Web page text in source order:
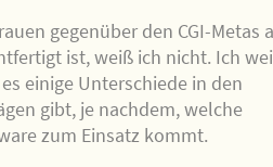
gegenüber den CGI-Metas
ist, weiß ich nicht. Ich
einige Unterschiede in den
gibt, je nachdem, welche
zum Einsatz kommt.